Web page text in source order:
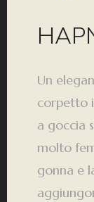
Un
corpetto
a goccia
molto
gonna e